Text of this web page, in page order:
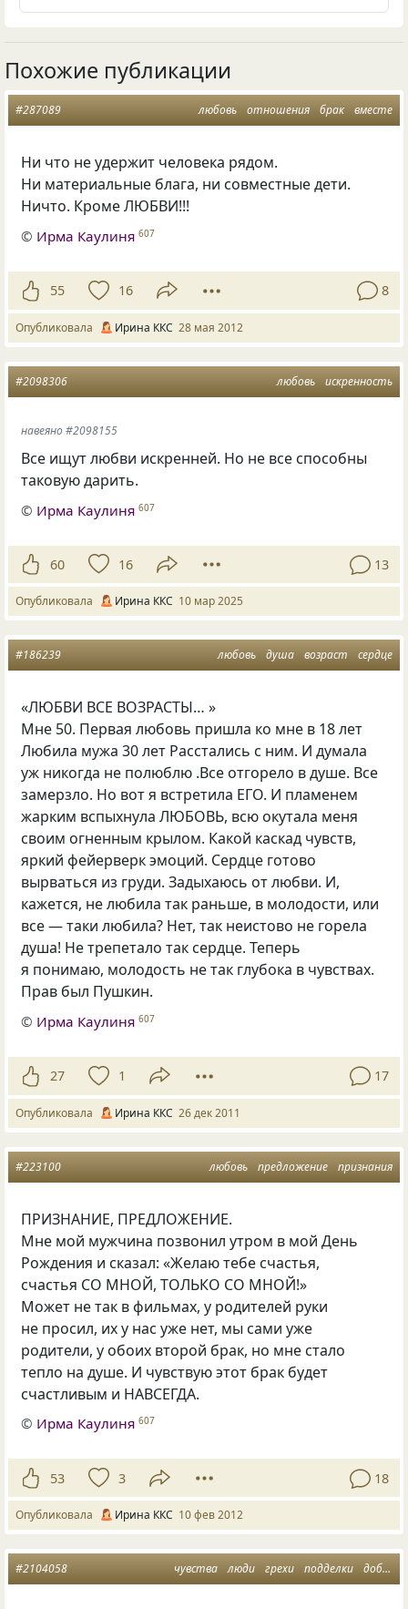
Похожие публикации
любовь отношения брак вместе
#287089
Ни что не удержит человека рядом.
Ни материальные блага, ни совместные дети.
Ничто. Кроме ЛЮБВИ!!!
© Ирма Каулиня 607
55 16 8
Опубликовала Ирина ККС 28 мая 2012
любовь искренность
#2098306
навеяно #2098155
Все ищут любви искренней. Но не все способны
таковую дарить.
© Ирма Каулиня 607
60 16 13
Опубликовала Ирина ККС 10 мар 2025
любовь душа возраст сердце
#186239
«ЛЮБВИ ВСЕ ВОЗРАСТЫ… »
Мне 50. Первая любовь пришла ко мне в 18 лет
Любила мужа 30 лет Расстались с ним. И думала
уж никогда не полюблю .Все отгорело в душе. Все
замерзло. Но вот я встретила ЕГО. И пламенем
жарким вспыхнула ЛЮБОВЬ, всю окутала меня
своим огненным крылом. Какой каскад чувств,
яркий фейерверк эмоций. Сердце готово
вырваться из груди. Задыхаюсь от любви. И,
кажется, не любила так раньше, в молодости, или
все — таки любила? Нет, так неистово не горела
душа! Не трепетало так сердце. Теперь
я понимаю, молодость не так глубока в чувствах.
Прав был Пушкин.
© Ирма Каулиня 607
27 1 17
Опубликовала Ирина ККС 26 дек 2011
любовь предложение признания
#223100
ПРИЗНАНИЕ, ПРЕДЛОЖЕНИЕ.
Мне мой мужчина позвонил утром в мой День
Рождения и сказал: «Желаю тебе счастья,
счастья СО МНОЙ, ТОЛЬКО СО МНОЙ!»
Может не так в фильмах, у родителей руки
не просил, их у нас уже нет, мы сами уже
родители, у обоих второй брак, но мне стало
тепло на душе. И чувствую этот брак будет
счастливым и НАВСЕГДА.
© Ирма Каулиня 607
53 3 18
Опубликовала Ирина ККС 10 фев 2012
чувства люди грехи подделки добродетели
#2104058